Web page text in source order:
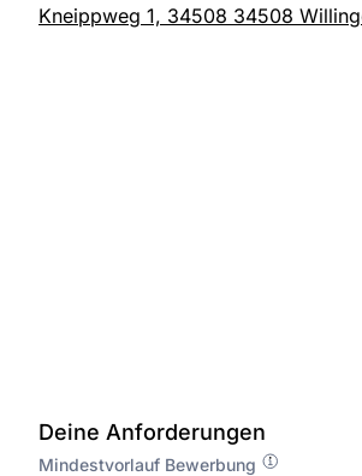
Kneippweg 1, 34508 34508
Deine Anforderungen
Mindestvorlauf Bewerbung